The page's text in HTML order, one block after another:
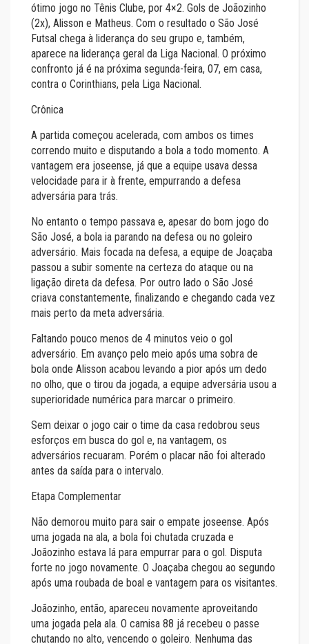
ótimo jogo no Tênis Clube, por 4×2. Gols de Joãozinho
(2x), Alisson e Matheus. Com o resultado o São José
Futsal chega à liderança do seu grupo e, também,
aparece na liderança geral da Liga Nacional. O próximo
confronto já é na próxima segunda-feira, 07, em casa,
contra o Corinthians, pela Liga Nacional.
Crônica
A partida começou acelerada, com ambos os times
correndo muito e disputando a bola a todo momento. A
vantagem era joseense, já que a equipe usava dessa
velocidade para ir à frente, empurrando a defesa
adversária para trás.
No entanto o tempo passava e, apesar do bom jogo do
São José, a bola ia parando na defesa ou no goleiro
adversário. Mais focada na defesa, a equipe de Joaçaba
passou a subir somente na certeza do ataque ou na
ligação direta da defesa. Por outro lado o São José
criava constantemente, finalizando e chegando cada vez
mais perto da meta adversária.
Faltando pouco menos de 4 minutos veio o gol
adversário. Em avanço pelo meio após uma sobra de
bola onde Alisson acabou levando a pior após um dedo
no olho, que o tirou da jogada, a equipe adversária usou a
superioridade numérica para marcar o primeiro.
Sem deixar o jogo cair o time da casa redobrou seus
esforços em busca do gol e, na vantagem, os
adversários recuaram. Porém o placar não foi alterado
antes da saída para o intervalo.
Etapa Complementar
Não demorou muito para sair o empate joseense. Após
uma jogada na ala, a bola foi chutada cruzada e
Joãozinho estava lá para empurrar para o gol. Disputa
forte no jogo novamente. O Joaçaba chegou ao segundo
após uma roubada de boal e vantagem para os visitantes.
Joãozinho, então, apareceu novamente aproveitando
uma jogada pela ala. O camisa 88 já recebeu o passe
chutando no alto, vencendo o goleiro. Nenhuma das